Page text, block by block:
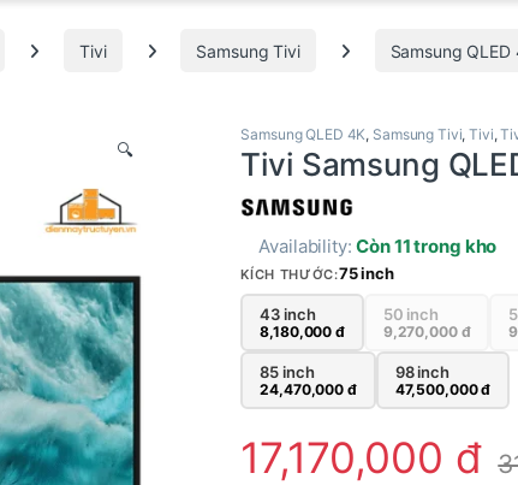
Tivi Samsung Tivi Samsung QLED
🔍
Samsung QLED 4K, Samsung Tivi,Tivi,
Tivi Samsung
Availability:Còn 11 trong kho
KÍCH THƯỚC:75 inch
43 inch
8,180,000đ
50 inch
9,270,000 đ
85 inch
24,470,000 đ
98 inch
47,500,000đ
17,170,000 đ